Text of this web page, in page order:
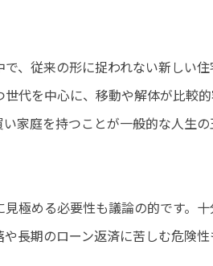
、従来の形に捉われない新しい
代を中心に、移動や解体が比較
家庭を持つことが一般的な人生
極める必要性も議論の的です。
長期のローン返済に苦しむ危険性